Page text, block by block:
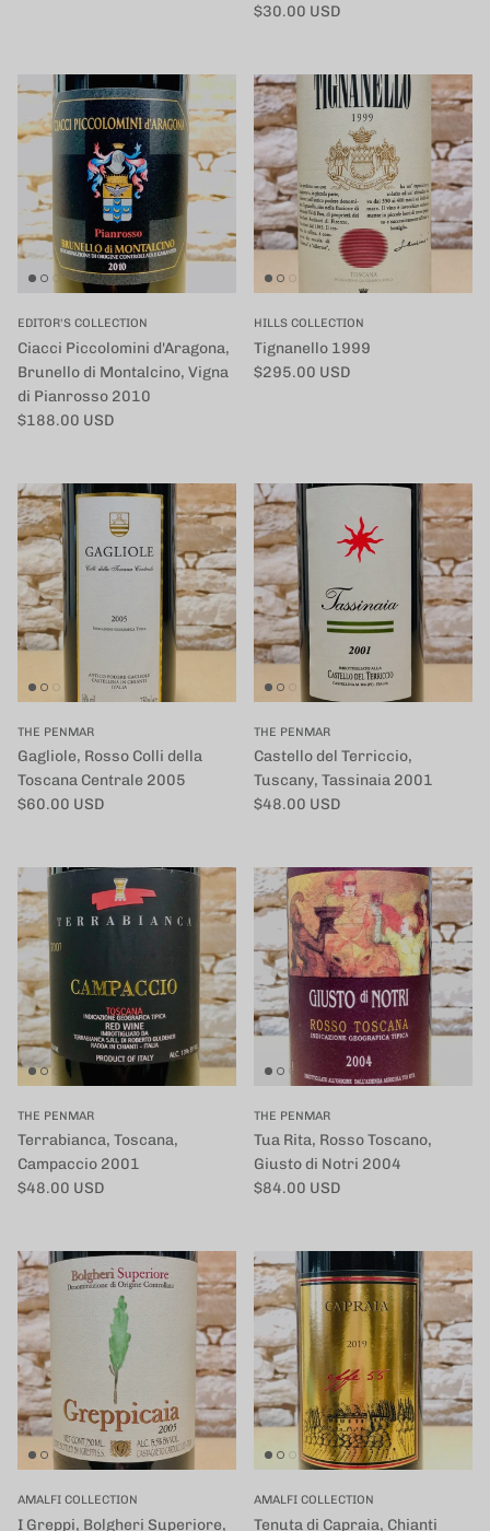
定価
$30.00 USD
EDITOR'S COLLECTION
Ciacci Piccolomini d'Aragona,
Brunello di Montalcino, Vigna
di Pianrosso 2010
定価
$188.00 USD
HILLS COLLECTION
Tignanello 1999
定価
$295.00 USD
THE PENMAR
Gagliole, Rosso Colli della
Toscana Centrale 2005
定価
$60.00 USD
THE PENMAR
Castello del Terriccio,
Tuscany, Tassinaia 2001
定価
$48.00 USD
THE PENMAR
Terrabianca, Toscana,
Campaccio 2001
定価
$48.00 USD
THE PENMAR
Tua Rita, Rosso Toscano,
Giusto di Notri 2004
定価
$84.00 USD
AMALFI COLLECTION
I Greppi, Bolgheri Superiore,
AMALFI COLLECTION
Tenuta di Capraia, Chianti